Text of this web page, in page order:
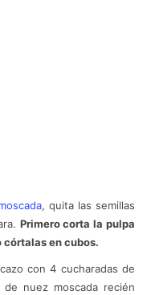
, quita las semillas
Primero corta la pulpa
córtalas en cubos.
con 4 cucharadas de
nuez moscada recién